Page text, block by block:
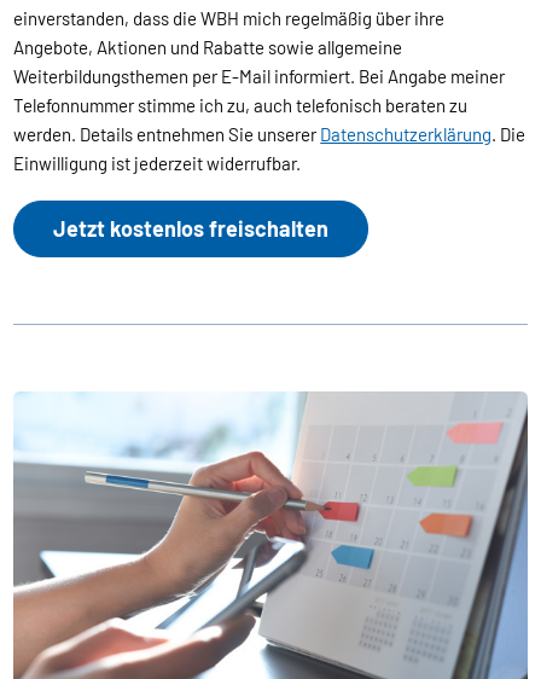
einverstanden, dass die WBH mich regelmäßig über ihre
Angebote, Aktionen und Rabatte sowie allgemeine
Weiterbildungsthemen per E-Mail informiert. Bei Angabe meiner
Telefonnummer stimme ich zu, auch telefonisch beraten zu
werden. Details entnehmen Sie unsererDatenschutzerklärung. Die
Einwilligung ist jederzeit widerrufbar.
Jetzt kostenlos freischalten